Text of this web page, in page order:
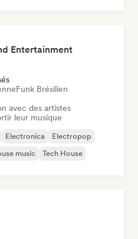
Entertainment
Funk Brésilien
avec des artistes
leur musique
Electronica
Electropop
music Tech House